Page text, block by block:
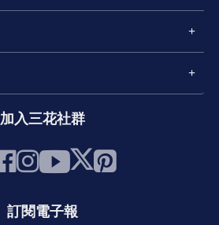
加入三花社群
訂閱電子報